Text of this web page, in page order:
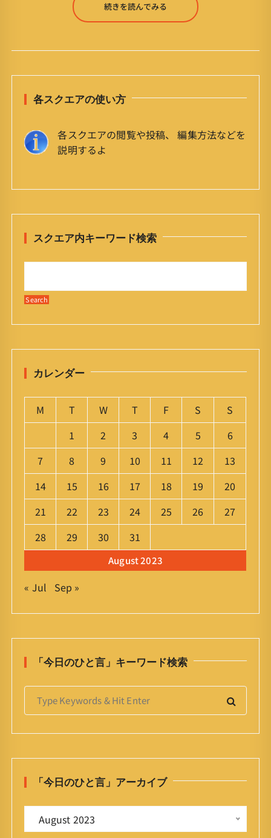
続きを読んでみる
各スクエアの使い方
各スクエアの閲覧や投稿、 編集方法などを
説明するよ
スクエア内キーワード検索
カレンダー
August 2023
M T W T F S
S
1
2 3 4 5
6
7
8 9 10 11 12
13
14
15 16 17 18 19
20
21
22 23 24 25 26
27
28
29 30 31
« Jul Sep »
「今日のひと言」キーワード検索
S
r
:
「今日のひと言」アーカイブ
August 2023